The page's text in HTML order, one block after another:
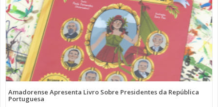
Amadorense Apresenta Livro Sobre Presidentes da República
Portuguesa